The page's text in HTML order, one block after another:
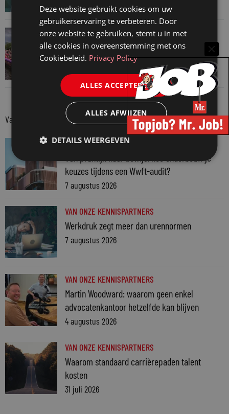
3 augustus 2026
JURIDISCH NIEUWS
Regenboognetwerk van de Rechtspraak vaart
mee met botenparade Pride
3 augustus 2026
Van onze kennispartners
VAN ONZE KENNISPARTNERS
Van praktijk naar bewijs: hoe onderbouw je
keuzes tijdens een Wwft-audit?
7 augustus 2026
VAN ONZE KENNISPARTNERS
Werkdruk zegt meer dan urennormen
7 augustus 2026
VAN ONZE KENNISPARTNERS
Martin Woodward: waarom geen enkel
advocatenkantoor hetzelfde kan blijven
4 augustus 2026
VAN ONZE KENNISPARTNERS
Waarom standaard carrièrepaden talent
kosten
31 juli 2026
Deze website gebruikt cookies om uw
gebruikerservaring te verbeteren. Door
onze website te gebruiken, stemt u in met
alle cookies in overeenstemming met ons
Cookiebeleid. Privacy Policy
ALLES ACCEPTEREN
ALLES AFWIJZEN
DETAILS WEERGEVEN